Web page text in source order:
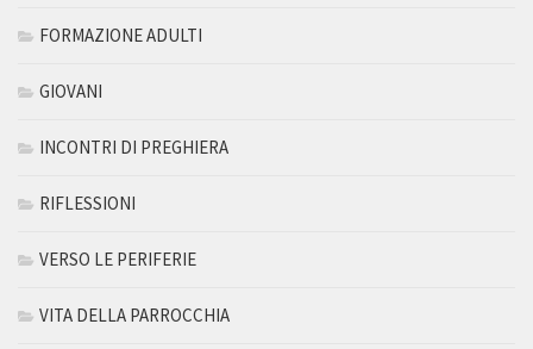
FORMAZIONE ADULTI
GIOVANI
INCONTRI DI PREGHIERA
RIFLESSIONI
VERSO LE PERIFERIE
VITA DELLA PARROCCHIA